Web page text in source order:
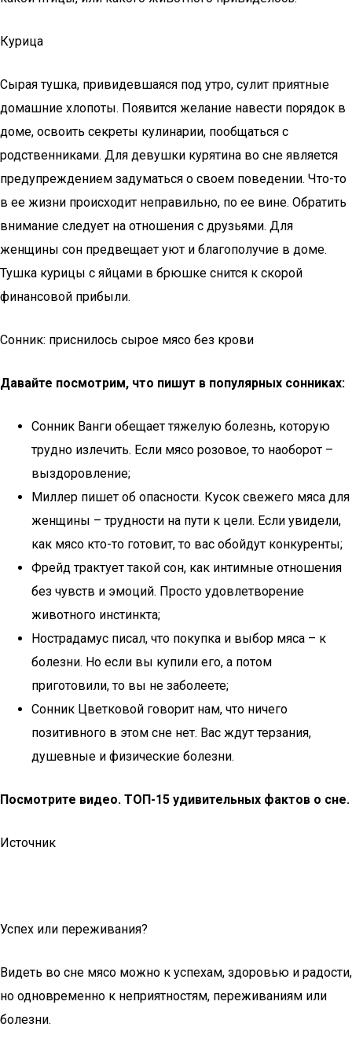
Курица
Сырая тушка, привидевшаяся под утро, сулит приятные
домашние хлопоты. Появится желание навести порядок в
доме, освоить секреты кулинарии, пообщаться с
родственниками. Для девушки курятина во сне является
предупреждением задуматься о своем поведении. Что-то
в ее жизни происходит неправильно, по ее вине. Обратить
внимание следует на отношения с друзьями. Для
женщины сон предвещает уют и благополучие в доме.
Тушка курицы с яйцами в брюшке снится к скорой
финансовой прибыли.
Сонник: приснилось сырое мясо без крови
Давайте посмотрим, что пишут в популярных сонниках:
Сонник Ванги обещает тяжелую болезнь, которую
трудно излечить. Если мясо розовое, то наоборот –
выздоровление;
Миллер пишет об опасности. Кусок свежего мяса для
женщины – трудности на пути к цели. Если увидели,
как мясо кто-то готовит, то вас обойдут конкуренты;
Фрейд трактует такой сон, как интимные отношения
без чувств и эмоций. Просто удовлетворение
животного инстинкта;
Нострадамус писал, что покупка и выбор мяса – к
болезни. Но если вы купили его, а потом
приготовили, то вы не заболеете;
Сонник Цветковой говорит нам, что ничего
позитивного в этом сне нет. Вас ждут терзания,
душевные и физические болезни.
Посмотрите видео. ТОП-15 удивительных фактов о сне.
Источник
Успех или переживания?
Видеть во сне мясо можно к успехам, здоровью и радости,
но одновременно к неприятностям, переживаниям или
болезни.